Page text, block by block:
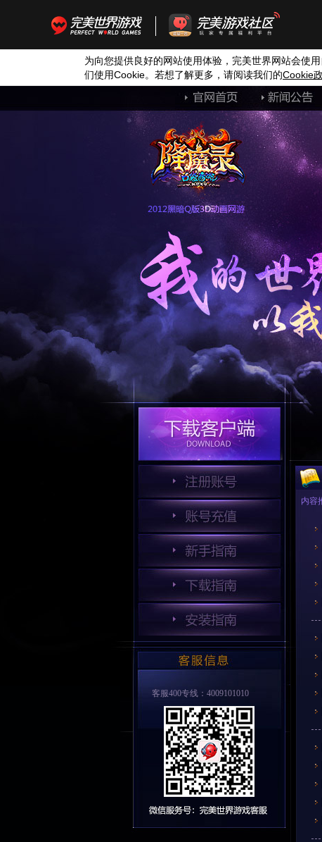
为向您提供良好的网站使用体验，完美世界网站会使
们使用Cookie。若想了解更多，请阅读我们的Cookie
客服400专线：4009101010
【重要】重要补丁更新说明 《口袋西游》年度资料片今日耀世开
内容